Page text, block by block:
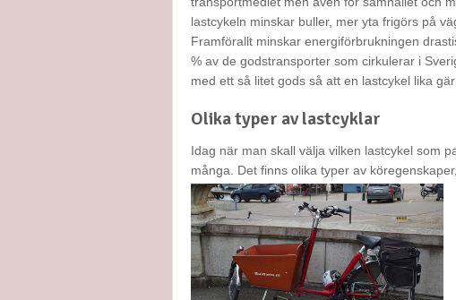
lastcykeln minskar buller, mer yta frigörs på
Framförallt minskar energiförbrukningen
% av de godstransporter som cirkulerar i
med ett så litet gods så att en lastcykel lika
Olika typer av lastcyklar
Idag när man skall välja vilken lastcykel som
många. Det finns olika typer av